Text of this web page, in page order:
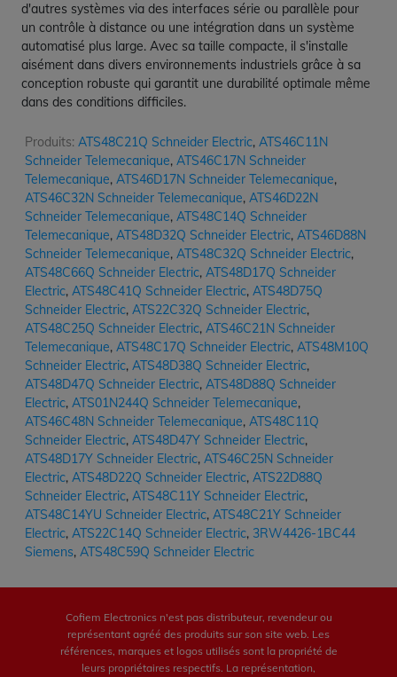
d'autres systèmes via des interfaces série ou parallèle pour
un contrôle à distance ou une intégration dans un système
automatisé plus large. Avec sa taille compacte, il s'installe
aisément dans divers environnements industriels grâce à sa
conception robuste qui garantit une durabilité optimale même
dans des conditions difficiles.
Produits: ATS48C21Q Schneider Electric, ATS46C11N
Schneider Telemecanique, ATS46C17N Schneider
Telemecanique, ATS46D17N Schneider Telemecanique,
ATS46C32N Schneider Telemecanique, ATS46D22N
Schneider Telemecanique, ATS48C14Q Schneider
Telemecanique, ATS48D32Q Schneider Electric, ATS46D88N
Schneider Telemecanique, ATS48C32Q Schneider Electric,
ATS48C66Q Schneider Electric, ATS48D17Q Schneider
Electric, ATS48C41Q Schneider Electric, ATS48D75Q
Schneider Electric, ATS22C32Q Schneider Electric,
ATS48C25Q Schneider Electric, ATS46C21N Schneider
Telemecanique, ATS48C17Q Schneider Electric, ATS48M10Q
Schneider Electric, ATS48D38Q Schneider Electric,
ATS48D47Q Schneider Electric, ATS48D88Q Schneider
Electric, ATS01N244Q Schneider Telemecanique,
ATS46C48N Schneider Telemecanique, ATS48C11Q
Schneider Electric, ATS48D47Y Schneider Electric,
ATS48D17Y Schneider Electric, ATS46C25N Schneider
Electric, ATS48D22Q Schneider Electric, ATS22D88Q
Schneider Electric, ATS48C11Y Schneider Electric,
ATS48C14YU Schneider Electric, ATS48C21Y Schneider
Electric, ATS22C14Q Schneider Electric, 3RW4426-1BC44
Siemens, ATS48C59Q Schneider Electric
Cofiem Electronics n'est pas distributeur, revendeur ou
représentant agréé des produits sur son site web. Les
références, marques et logos utilisés sont la propriété de
leurs propriétaires respectifs. La représentation,